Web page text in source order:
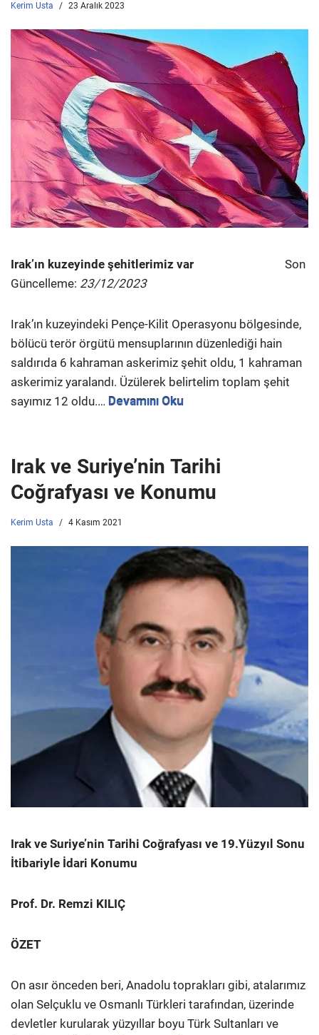
Kerim Usta 23 Aralık 2023
Irak’ın kuzeyinde şehitlerimiz var Son
Güncelleme: 23/12/2023
Irak’ın kuzeyindeki Pençe-Kilit Operasyonu bölgesinde,
bölücü terör örgütü mensuplarının düzenlediği hain
saldırıda 6 kahraman askerimiz şehit oldu, 1 kahraman
askerimiz yaralandı. Üzülerek belirtelim toplam şehit
sayımız 12 oldu.… Devamını Oku
Irak ve Suriye’nin Tarihi
Coğrafyası ve Konumu
Kerim Usta 4 Kasım 2021
Irak ve Suriye’nin Tarihi Coğrafyası ve 19.Yüzyıl Sonu
İtibariyle İdari Konumu
Prof. Dr. Remzi KILIÇ
ÖZET
On asır önceden beri, Anadolu toprakları gibi, atalarımız
olan Selçuklu ve Osmanlı Türkleri tarafından, üzerinde
devletler kurularak yüzyıllar boyu Türk Sultanları ve